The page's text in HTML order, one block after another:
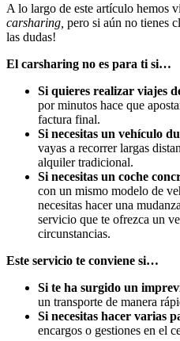
A lo largo de este artículo hemos
carsharing, pero si aún no tienes
las dudas!
El carsharing no es para ti si…
Si quieres realizar viajes
por minutos hace que
factura final.
Si necesitas un vehículo
vayas a recorrer largas
alquiler tradicional.
Si necesitas un coche
con un mismo modelo de
necesitas hacer una
servicio que te ofrezca un
circunstancias.
Este servicio te conviene si…
Si te ha surgido un
un transporte de manera
Si necesitas hacer varias
encargos o gestiones en el